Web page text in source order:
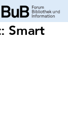
Smart